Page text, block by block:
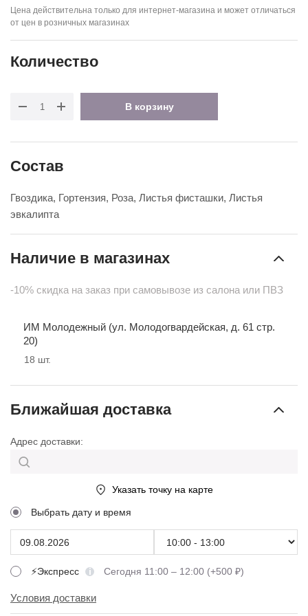
Цена действительна только для интернет-магазина и может отличаться
от цен в розничных магазинах
Количество
В корзину
Состав
Гвоздика, Гортензия, Роза, Листья фисташки, Листья
эвкалипта
Наличие в магазинах
-10% скидка на заказ при самовывозе из салона или ПВЗ
ИМ Молодежный (ул. Молодогвардейская, д. 61 стр.
20)
18 шт.
Ближайшая доставка
Адрес доставки:
Указать точку на карте
Выбрать дату и время
⚡Экспресс Сегодня 11:00 – 12:00 (+500 ₽)
Условия доставки